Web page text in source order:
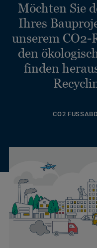
Möchten Sie
Ihres
unserem
den
finden
CO2